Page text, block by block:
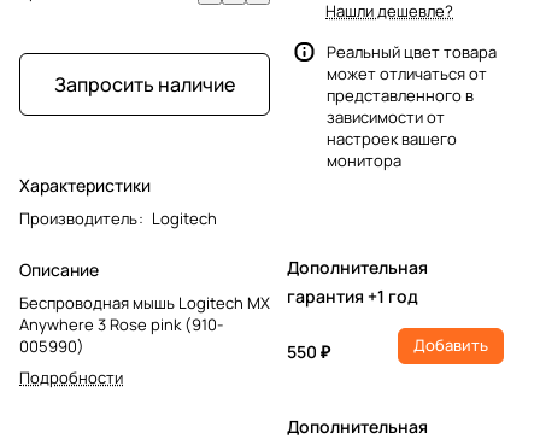
Запросить наличие
Характеристики
Производитель: Logitech
Описание
Беспроводная мышь Logitech MX
Anywhere 3 Rose pink (910-
005990)
Подробности
Нашли дешевле?
Реальный цвет товара
может отличаться от
представленного в
зависимости от
настроек вашего
монитора
Дополнительная
гарантия +1 год
550 ₽ Добавить
Дополнительная